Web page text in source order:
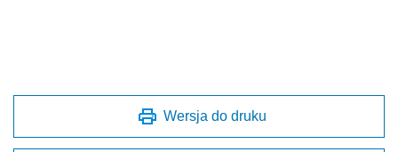
Wersja do druku